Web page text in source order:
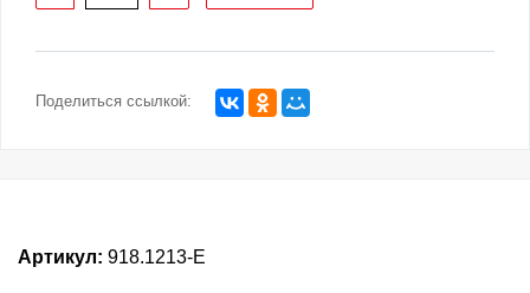
Поделиться ссылкой:
Артикул: 918.1213-E